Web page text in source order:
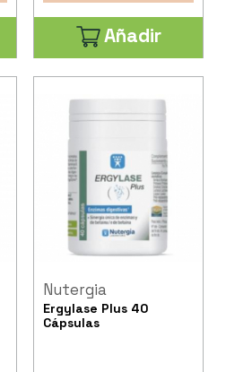
Añadir
Nutergia
Ergylase Plus 40
Cápsulas